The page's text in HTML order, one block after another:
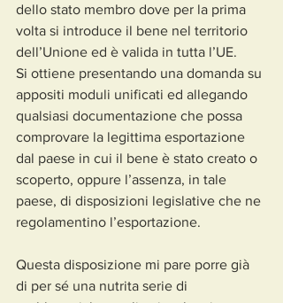
dello stato membro dove per la prima
volta si introduce il bene nel territorio
dell’Unione ed è valida in tutta l’UE.
Si ottiene presentando una domanda su
appositi moduli unificati ed allegando
qualsiasi documentazione che possa
comprovare la legittima esportazione
dal paese in cui il bene è stato creato o
scoperto, oppure l’assenza, in tale
paese, di disposizioni legislative che ne
regolamentino l’esportazione.
Questa disposizione mi pare porre già
di per sé una nutrita serie di